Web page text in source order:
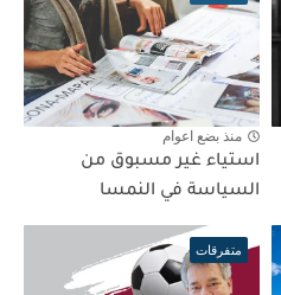
منذ بضع اعوام
استياء غير مسبوق من
السياسة في النمسا
متفرقات